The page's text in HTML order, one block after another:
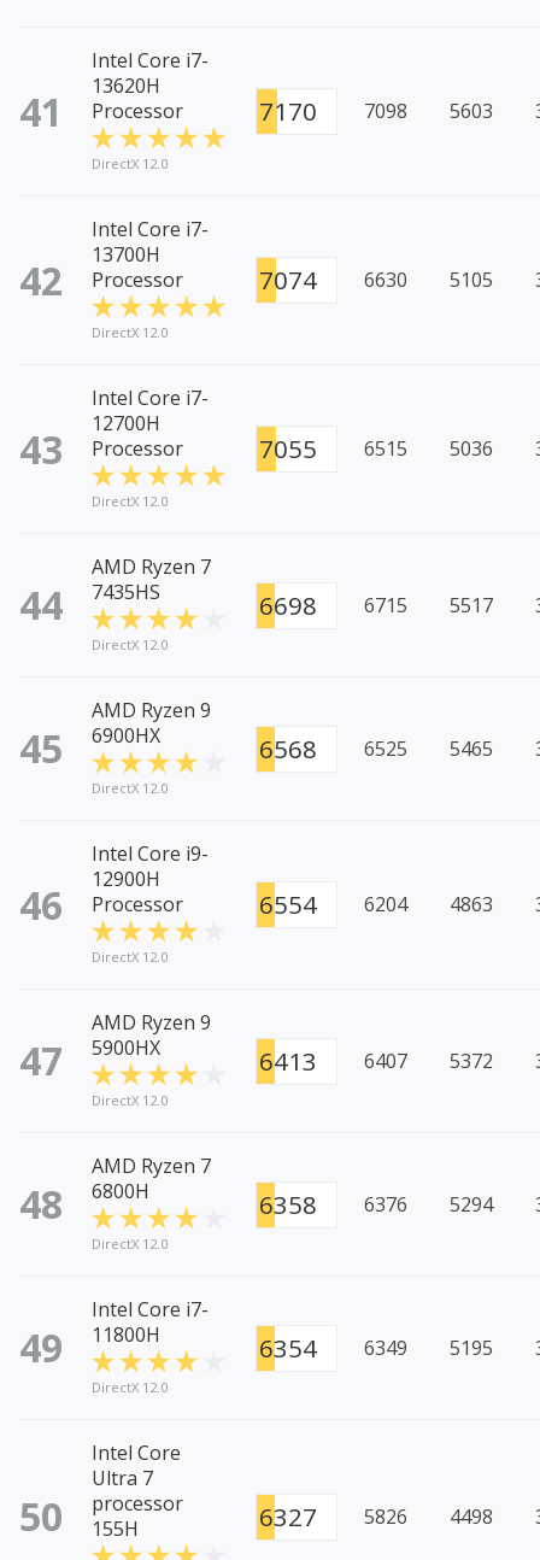
41
Intel Core i7-
13620H
Processor
DirectX 12.0
7170 7098 5603
42
Intel Core i7-
13700H
Processor
DirectX 12.0
7074 6630 5105
43
Intel Core i7-
12700H
Processor
DirectX 12.0
7055 6515 5036
44
AMD Ryzen 7
7435HS
DirectX 12.0
6698 6715 5517
45
AMD Ryzen 9
6900HX
DirectX 12.0
6568 6525 5465
46
Intel Core i9-
12900H
Processor
DirectX 12.0
6554 6204 4863
47
AMD Ryzen 9
5900HX
DirectX 12.0
6413 6407 5372
48
AMD Ryzen 7
6800H
DirectX 12.0
6358 6376 5294
49
Intel Core i7-
11800H
DirectX 12.0
6354 6349 5195
50
Intel Core
Ultra 7
processor
155H
6327 5826 4498